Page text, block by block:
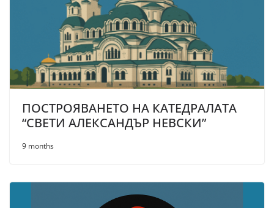
ПОСТРОЯВАНЕТО НА КАТЕДРАЛАТА
“СВЕТИ АЛЕКСАНДЪР НЕВСКИ”
9 months